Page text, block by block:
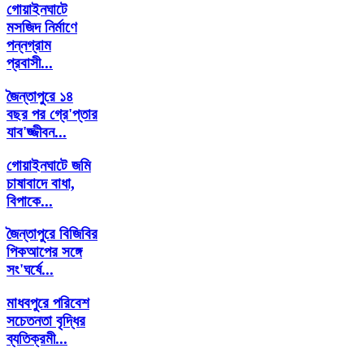
গোয়াইনঘাটে
মসজিদ নির্মাণে
পন্নগ্রাম
প্রবাসী...
জৈন্তাপুরে ১৪
বছর পর গ্রে'প্তার
যাব'জ্জীবন...
গোয়াইনঘাটে জমি
চাষাবাদে বাধা,
বিপাকে...
জৈন্তাপুরে বিজিবির
পিকআপের সঙ্গে
সং'ঘর্ষে...
মাধবপুরে পরিবেশ
সচেতনতা বৃদ্ধির
ব্যতিক্রমী...